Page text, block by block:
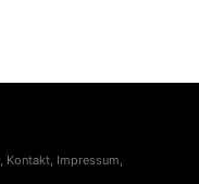
, Kontakt, Impressum,